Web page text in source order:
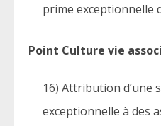
prime exceptionnelle
Point Culture vie
16) Attribution d’une
exceptionnelle à des